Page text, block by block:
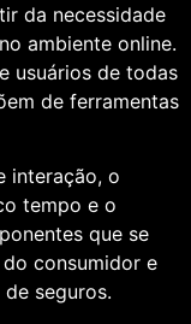
da necessidade
ambiente online.
usuários de todas
de ferramentas
interação, o
tempo e o
que se
consumidor e
seguros.